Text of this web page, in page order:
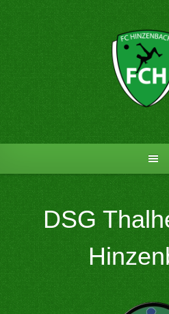
to
DSG